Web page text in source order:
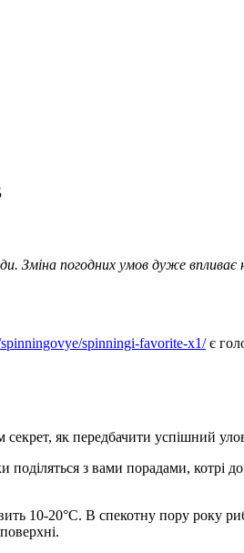
Зміна погодних умов дуже впливає
spinningi-favorite-x1/є
секрет, як передбачити успішний
поділяться з вами порадами, котрі
10-20°C. В спекотну пору року